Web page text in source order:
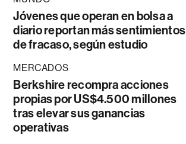
Jóvenes que operan en bolsa a
diario reportan más sentimientos
de fracaso, según estudio
MERCADOS
Berkshire recompra acciones
propias por US$4.500 millones
tras elevar sus ganancias
operativas